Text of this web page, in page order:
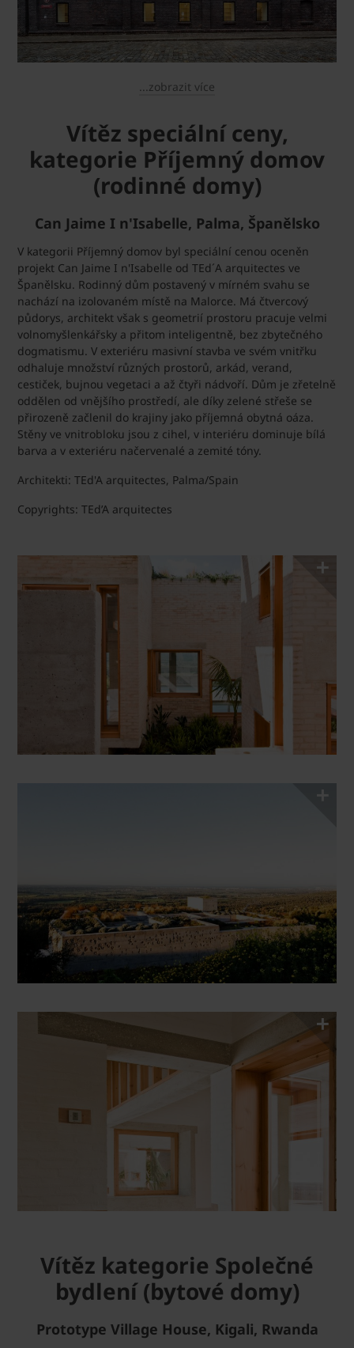
...zobrazit více
Vítěz speciální ceny,
kategorie Příjemný domov
(rodinné domy)
Can Jaime I n'Isabelle, Palma, Španělsko
V kategorii Příjemný domov byl speciální cenou oceněn
projekt Can Jaime I n'Isabelle od TEd´A arquitectes ve
Španělsku. Rodinný dům postavený v mírném svahu se
nachází na izolovaném místě na Malorce. Má čtvercový
půdorys, architekt však s geometrií prostoru pracuje velmi
volnomyšlenkářsky a přitom inteligentně, bez zbytečného
dogmatismu. V exteriéru masivní stavba ve svém vnitřku
odhaluje množství různých prostorů, arkád, verand,
cestiček, bujnou vegetaci a až čtyři nádvoří. Dům je zřetelně
oddělen od vnějšího prostředí, ale díky zelené střeše se
přirozeně začlenil do krajiny jako příjemná obytná oáza.
Stěny ve vnitrobloku jsou z cihel, v interiéru dominuje bílá
barva a v exteriéru načervenalé a zemité tóny.
Architekti: TEd'A arquitectes, Palma/Spain
Copyrights: TEd’A arquitectes
Vítěz kategorie Společné
bydlení (bytové domy)
Prototype Village House, Kigali, Rwanda